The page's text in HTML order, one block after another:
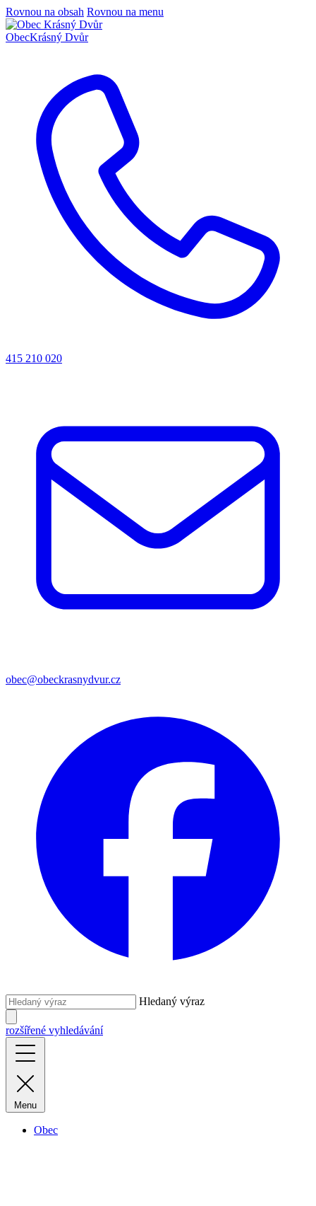
Rovnou na obsah Rovnou na menu
ObecKrásný Dvůr
415 210 020
obec@obeckrasnydvur.cz
Hledaný výraz
rozšířené vyhledávání
Menu
Obec